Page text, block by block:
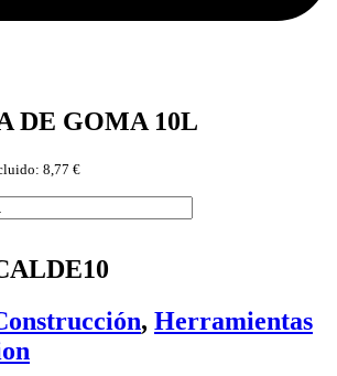
DE GOMA 10L
8,77 €
, Herramientas